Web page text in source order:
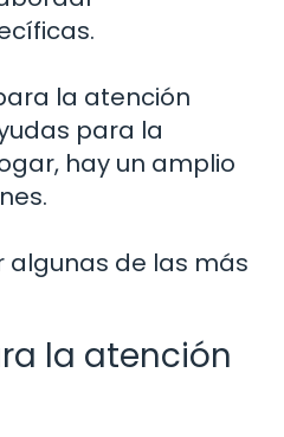
la atención
para la
hay un amplio
algunas de las más
la atención